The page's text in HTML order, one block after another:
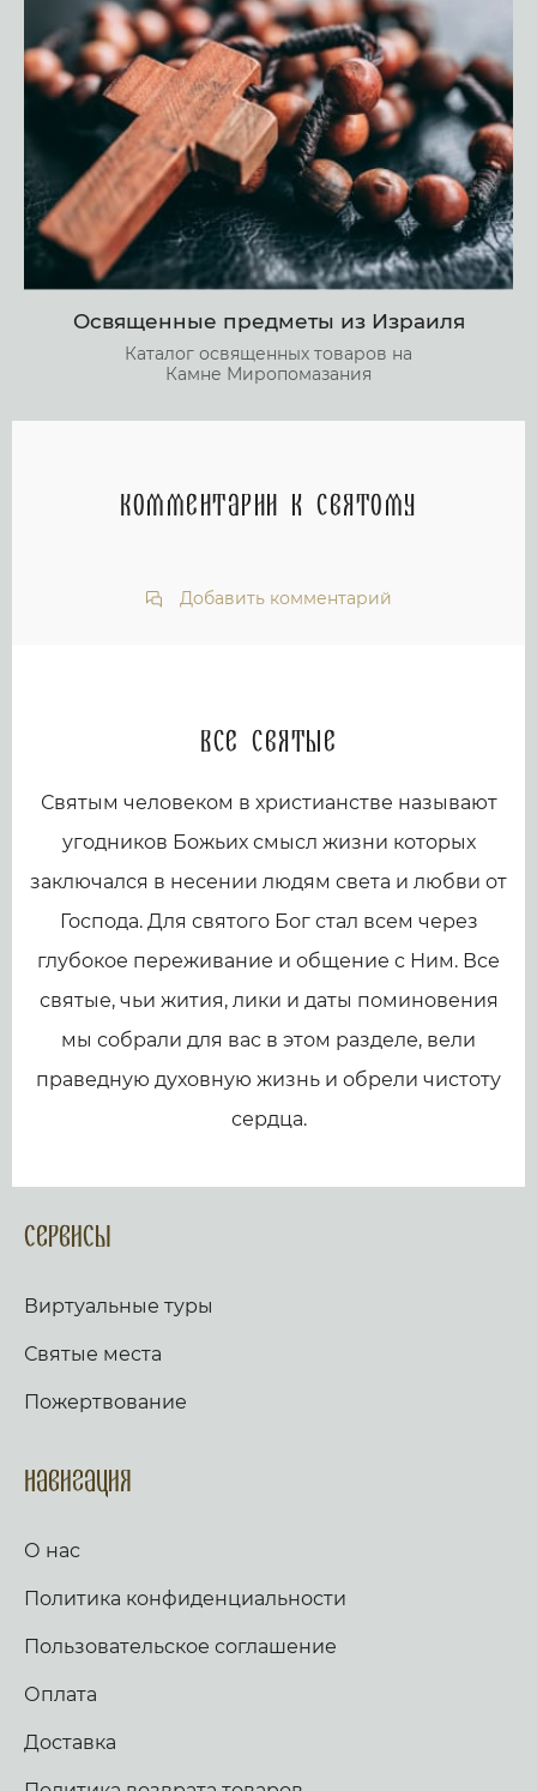
Освященные предметы из Израиля
Каталог освященных товаров на
Камне Миропомазания
Комментарии к святому
Добавить комментарий
Все святые
Святым человеком в христианстве называют
угодников Божьих смысл жизни которых
заключался в несении людям света и любви от
Господа. Для святого Бог стал всем через
глубокое переживание и общение с Ним. Все
святые, чьи жития, лики и даты поминовения
мы собрали для вас в этом разделе, вели
праведную духовную жизнь и обрели чистоту
сердца.
Сервисы
Виртуальные туры
Святые места
Пожертвование
Навигация
О нас
Политика конфиденциальности
Пользовательское соглашение
Оплата
Доставка